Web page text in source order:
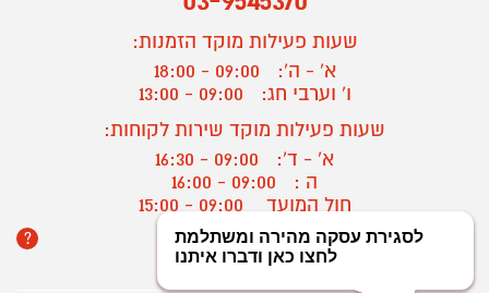
שעות פעילות מוקד הזמנות:
א' - ה':
09:00 - 18:00
ו' וערבי חג:
09:00 - 13:00
שעות פעילות מוקד שירות לקוחות:
א' - ד':
09:00 - 16:30
ה :
09:00 - 16:00
חול המועד
? יצירת קשר/ביטול הזמנה